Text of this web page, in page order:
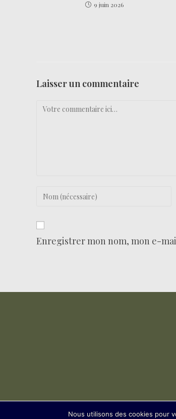
9 juin 2026
Laisser un commentaire
Enregistrer mon nom, mon e-
Nous utilisons des cookies pour